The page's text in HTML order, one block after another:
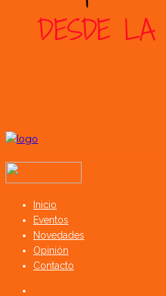
Inicio
Eventos
Novedades
Opinión
Contacto